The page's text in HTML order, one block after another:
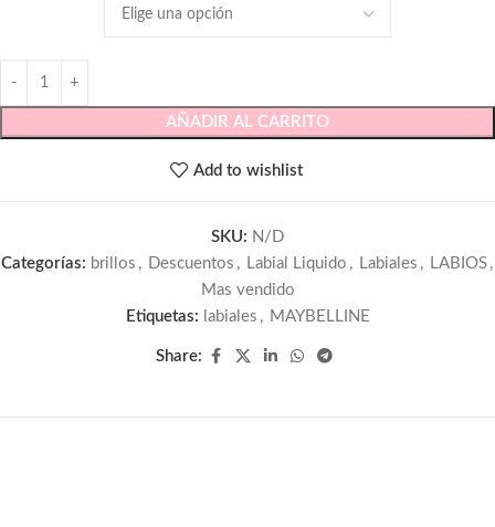
AÑADIR AL CARRITO
Add to wishlist
SKU: N/D
Categorías: brillos , Descuentos , Labial Liquido , Labiales , LABIOS ,
Mas vendido
Etiquetas: labiales , MAYBELLINE
Share: